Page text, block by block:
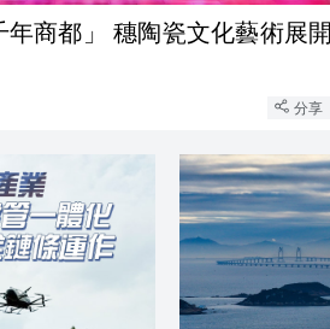
年商都」 穗陶瓷文化藝術展開
分享